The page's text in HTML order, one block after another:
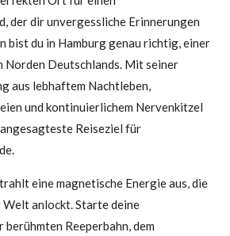
der dir unvergessliche Erinnerungen
bist du in Hamburg genau richtig, einer
Norden Deutschlands. Mit seiner
aus lebhaftem Nachtleben,
und kontinuierlichem Nervenkitzel
Reiseziel für
eine magnetische Energie aus, die
anlockt. Starte deine
Reeperbahn, dem